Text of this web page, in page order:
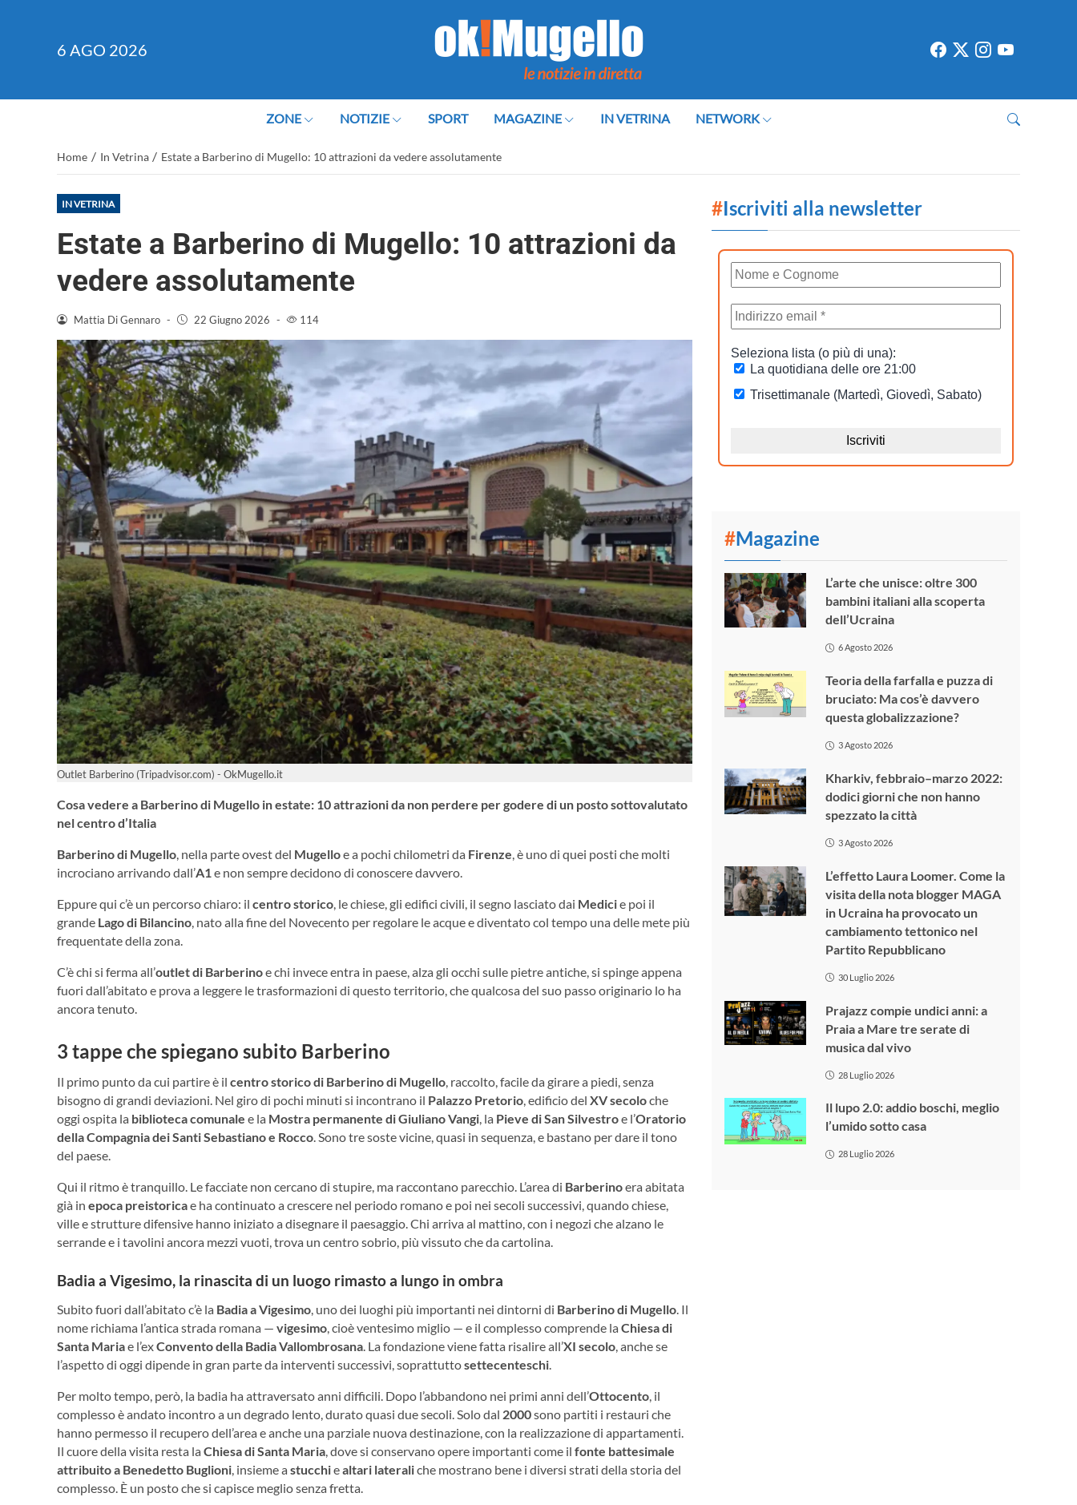
6 AGO 2026
ZONE NOTIZIE SPORT MAGAZINE IN VETRINA NETWORK
Home / In Vetrina / Estate a Barberino di Mugello: 10 attrazioni da vedere assolutamente
IN VETRINA
Estate a Barberino di Mugello: 10 attrazioni da
vedere assolutamente
Mattia Di Gennaro - 22 Giugno 2026 - 114
Outlet Barberino (Tripadvisor.com) - OkMugello.it
Cosa vedere a Barberino di Mugello in estate: 10 attrazioni da non perdere per godere di un posto sottovalutato
nel centro d’Italia
Barberino di Mugello , nella parte ovest del Mugelloe a pochi chilometri da Firenze , è uno di quei posti che molti
incrociano arrivando dall’A1 e non sempre decidono di conoscere davvero.
Eppure qui c’è un percorso chiaro: il centro storico , le chiese, gli edifici civili, il segno lasciato dai Medicie poi il
grande Lago di Bilancino , nato alla fine del Novecento per regolare le acque e diventato col tempo una delle mete più
frequentate della zona.
C’è chi si ferma all’outlet di Barberinoe chi invece entra in paese, alza gli occhi sulle pietre antiche, si spinge appena
fuori dall’abitato e prova a leggere le trasformazioni di questo territorio, che qualcosa del suo passo originario lo ha
ancora tenuto.
3 tappe che spiegano subito Barberino
Il primo punto da cui partire è il centro storico di Barberino di Mugello, raccolto, facile da girare a piedi, senza
bisogno di grandi deviazioni. Nel giro di pochi minuti si incontrano il Palazzo Pretorio, edificio del XV secoloche
oggi ospita la biblioteca comunale e la Mostra permanente di Giuliano Vangi, la Pieve di San Silvestroe l’Oratorio
della Compagnia dei Santi Sebastiano e Rocco. Sono tre soste vicine, quasi in sequenza, e bastano per dare il tono
del paese.
Qui il ritmo è tranquillo. Le facciate non cercano di stupire, ma raccontano parecchio. L’area di Barberinoera abitata
già in epoca preistoricae ha continuato a crescere nel periodo romano e poi nei secoli successivi, quando chiese,
ville e strutture difensive hanno iniziato a disegnare il paesaggio. Chi arriva al mattino, con i negozi che alzano le
serrande e i tavolini ancora mezzi vuoti, trova un centro sobrio, più vissuto che da cartolina.
Badia a Vigesimo, la rinascita di un luogo rimasto a lungo in ombra
Subito fuori dall’abitato c’è la Badia a Vigesimo, uno dei luoghi più importanti nei dintorni di Barberino di Mugello. Il
nome richiama l’antica strada romana — vigesimo, cioè ventesimo miglio — e il complesso comprende la Chiesa di
Santa Mariae l’exConvento della Badia Vallombrosana. La fondazione viene fatta risalire all’XI secolo, anche se
l’aspetto di oggi dipende in gran parte da interventi successivi, soprattuttosettecenteschi.
Per molto tempo, però, la badia ha attraversato anni difficili. Dopo l’abbandono nei primi anni dell’Ottocento, il
complesso è andato incontro a un degrado lento, durato quasi due secoli. Solo dal 2000sono partiti i restauri che
hanno permesso il recupero dell’area e anche una parziale nuova destinazione, con la realizzazione di appartamenti.
Il cuore della visita resta la Chiesa di Santa Maria, dove si conservano opere importanti come il fonte battesimale
attribuito a Benedetto Buglioni, insieme a stucchiealtari lateraliche mostrano bene i diversi strati della storia del
complesso. È un posto che si capisce meglio senza fretta.
#Iscriviti alla newsletter
#Magazine
L’arte che unisce: oltre 300
bambini italiani alla scoperta
dell’Ucraina
6 Agosto 2026
Teoria della farfalla e puzza di
bruciato: Ma cos’è davvero
questa globalizzazione?
3 Agosto 2026
Kharkiv, febbraio–marzo 2022:
dodici giorni che non hanno
spezzato la città
3 Agosto 2026
L’effetto Laura Loomer. Come la
visita della nota blogger MAGA
in Ucraina ha provocato un
cambiamento tettonico nel
Partito Repubblicano
30 Luglio 2026
Prajazz compie undici anni: a
Praia a Mare tre serate di
musica dal vivo
28 Luglio 2026
Il lupo 2.0: addio boschi, meglio
l’umido sotto casa
28 Luglio 2026